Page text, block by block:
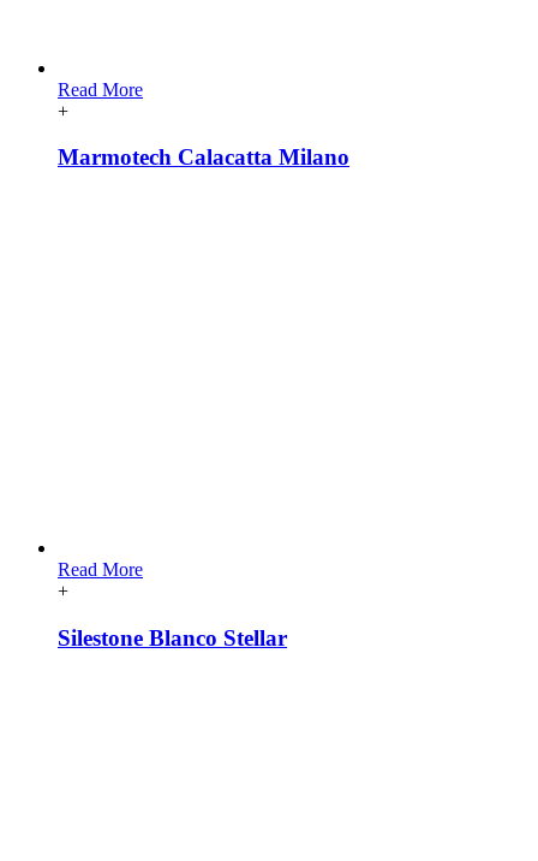
Read More
+
Marmotech Calacatta Milano
Read More
+
Silestone Blanco Stellar